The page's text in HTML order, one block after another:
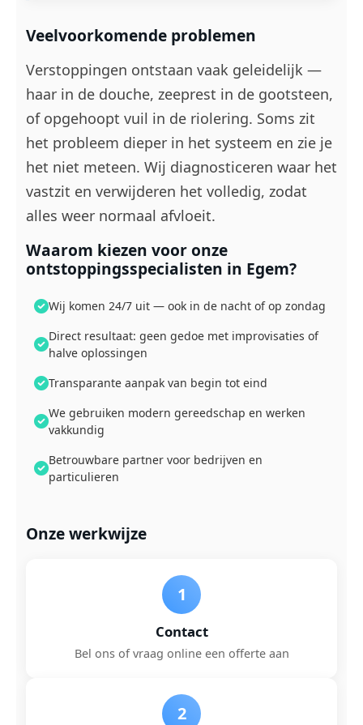
Veelvoorkomende problemen
Verstoppingen ontstaan vaak geleidelijk —
haar in de douche, zeeprest in de gootsteen,
of opgehoopt vuil in de riolering. Soms zit
het probleem dieper in het systeem en zie je
het niet meteen. Wij diagnosticeren waar het
vastzit en verwijderen het volledig, zodat
alles weer normaal afvloeit.
Waarom kiezen voor onze
ontstoppingsspecialisten in Egem?
Wij komen 24/7 uit — ook in de nacht of op zondag
Direct resultaat: geen gedoe met improvisaties of
halve oplossingen
Transparante aanpak van begin tot eind
We gebruiken modern gereedschap en werken
vakkundig
Betrouwbare partner voor bedrijven en
particulieren
Onze werkwijze
1
Contact
Bel ons of vraag online een offerte aan
2